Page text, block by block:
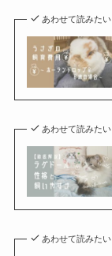
あわせて読みたい
あわせて読みたい
あわせて読みたい